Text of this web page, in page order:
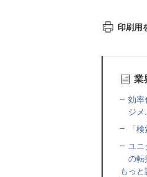
印刷用
業
効率
ジメ
「
ユ
の転
もっと